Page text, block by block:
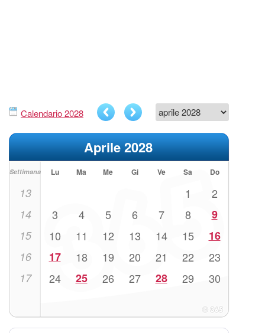
Calendario 2028
Aprile 2028
Settimana Lu Ma Me Gi Ve Sa Do
13 1 2
14 3 4 5 6 7 8 9
15 10 11 12 13 14 15 16
16 17 18 19 20 21 22 23
17 24 25 26 27 28 29 30